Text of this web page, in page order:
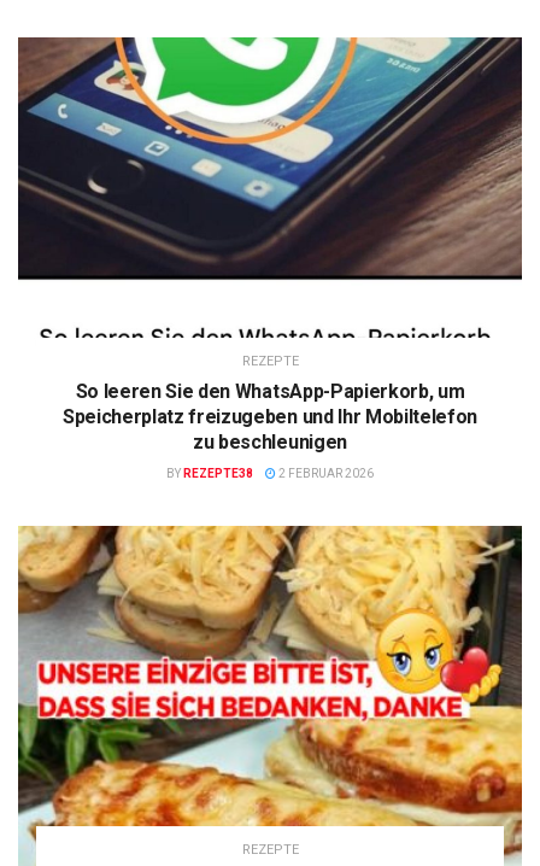
REZEPTE
So leeren Sie den WhatsApp-Papierkorb, um
Speicherplatz freizugeben und Ihr Mobiltelefon
zu beschleunigen
BY REZEPTE38 2 FEBRUAR 2026
REZEPTE